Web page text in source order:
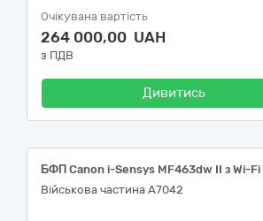
Очікувана вартість
264 000,00 UAH
з ПДВ
Дивитись
Військова частина А7042